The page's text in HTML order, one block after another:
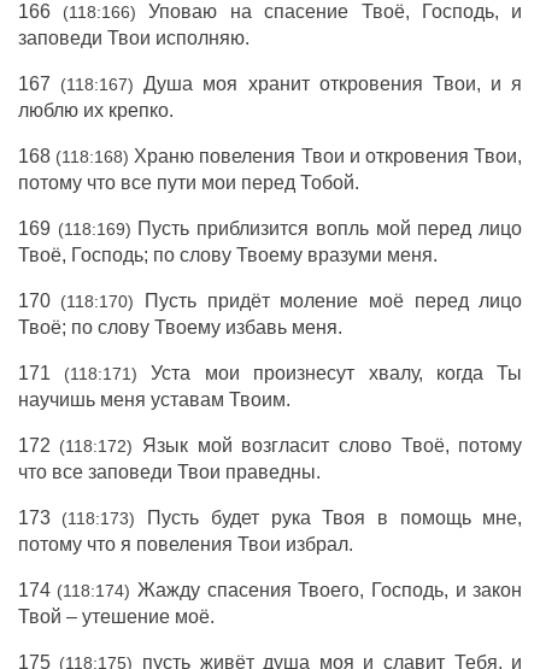
166 (118:166) Уповаю на спасение Твоё, Господь, и
заповеди Твои исполняю.
167 (118:167) Душа моя хранит откровения Твои, и я
люблю их крепко.
168 (118:168) Храню повеления Твои и откровения Твои,
потому что все пути мои перед Тобой.
169 (118:169) Пусть приблизится вопль мой перед лицо
Твоё, Господь; по слову Твоему вразуми меня.
170 (118:170)
Пусть придёт моление моё перед лицо
Твоё; по слову Твоему избавь меня.
171 (118:171) Уста мои произнесут хвалу, когда Ты
научишь меня уставам Твоим.
172 (118:172)
Язык мой возгласит слово Твоё, потому
что все заповеди Твои праведны.
173 (118:173)
Пусть будет рука Твоя в помощь мне,
потому что я повеления Твои избрал.
174 (118:174) Жажду спасения Твоего, Господь, и закон
Твой – утешение моё.
175 (118:175) пусть живёт душа моя и славит Тебя, и